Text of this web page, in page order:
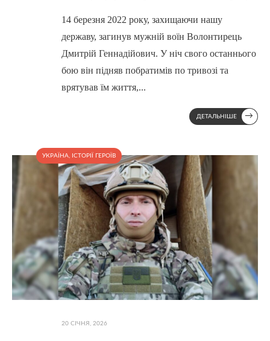
14 березня 2022 року, захищаючи нашу
державу, загинув мужній воїн Волонтирець
Дмитрій Геннадійович. У ніч свого останнього
бою він підняв побратимів по тривозі та
врятував їм життя,...
ДЕТАЛЬНІШЕ →
УКРАЇНА, ІСТОРІЇ ГЕРОЇВ
20 СІЧНЯ, 2026